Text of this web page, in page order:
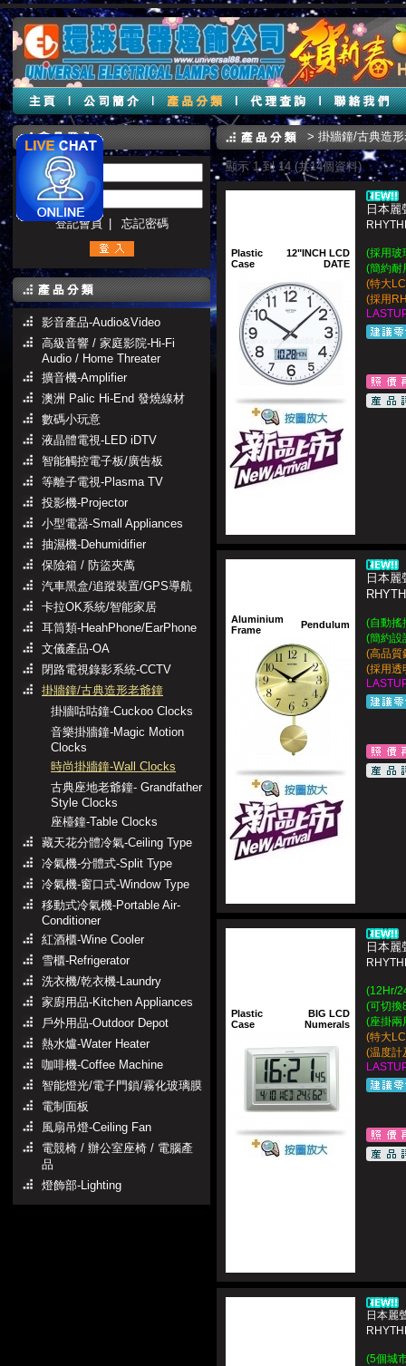
帳號 :
密碼 :
登記會員
忘記密碼
影音產品-Audio&Video
高級音響 / 家庭影院-Hi-Fi
Audio / Home Threater
擴音機-Amplifier
澳洲 Palic Hi-End 發燒線材
數碼小玩意
液晶體電視-LED iDTV
智能觸控電子板/廣告板
等離子電視-Plasma TV
投影機-Projector
小型電器-Small Appliances
抽濕機-Dehumidifier
保險箱 / 防盜夾萬
汽車黑盒/追蹤裝置/GPS導航
卡拉OK系統/智能家居
耳筒類-HeahPhone/EarPhone
文儀產品-OA
閉路電視錄影系統-CCTV
掛牆鐘/古典造形老爺鐘
掛牆咕咕鐘-Cuckoo Clocks
音樂掛牆鐘-Magic Motion
Clocks
時尚掛牆鐘-Wall Clocks
古典座地老爺鐘- Grandfather
Style Clocks
座檯鐘-Table Clocks
藏天花分體冷氣-Ceiling Type
冷氣機-分體式-Split Type
冷氣機-窗口式-Window Type
移動式冷氣機-Portable Air-
Conditioner
紅酒櫃-Wine Cooler
雪櫃-Refrigerator
洗衣機/乾衣機-Laundry
家廚用品-Kitchen Appliances
戶外用品-Outdoor Depot
熱水爐-Water Heater
咖啡機-Coffee Machine
智能燈光/電子門鎖/霧化玻璃膜
電制面板
風扇吊燈-Ceiling Fan
電競椅 / 辦公室座椅 / 電腦產
品
燈飾部-Lighting
>掛牆鐘/古典造
顯示 1 到 14 (共14個資料)
Plastic
Case
12"INCH LCD
DATE
日本麗
(採用玻
(簡約耐
(特大
(採用
Aluminium
Frame
Pendulum
日本麗
(自動搖
(簡約設
(高品質
(採用透
Plastic
Case
BIG LCD
Numerals
日本麗
(12Hr/
(可切換
(座掛兩
(特大
(温度計
日本麗
(5個城